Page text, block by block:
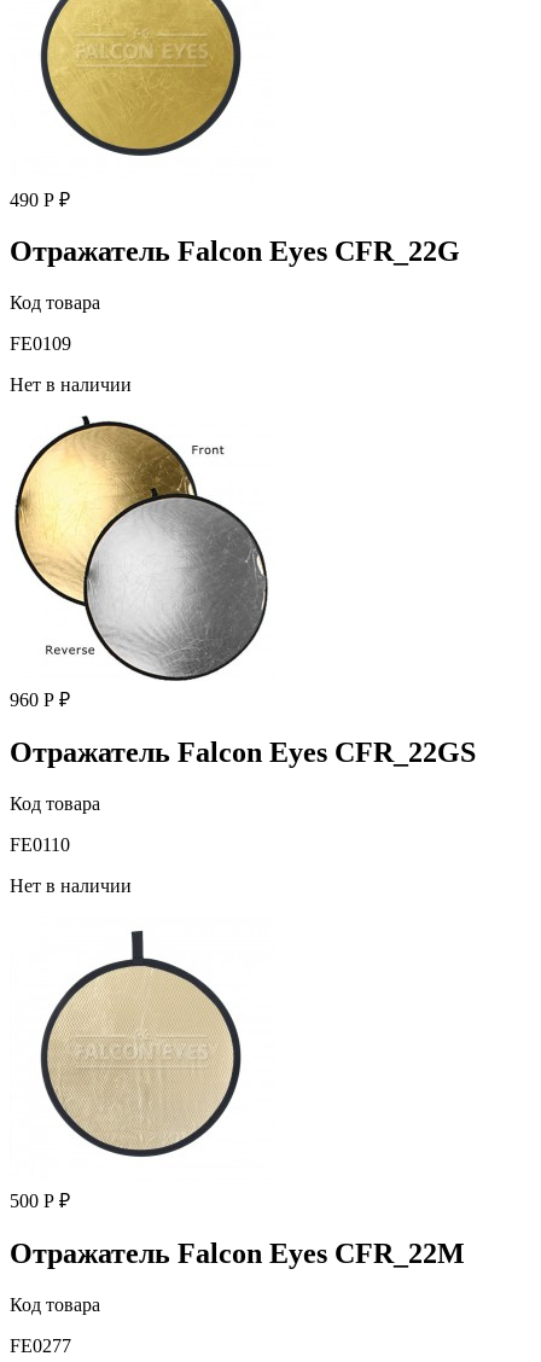
490 Р ₽
Отражатель Falcon Eyes CFR_22G
Код товара
FE0109
Нет в наличии
960 Р ₽
Отражатель Falcon Eyes CFR_22GS
Код товара
FE0110
Нет в наличии
500 Р ₽
Отражатель Falcon Eyes CFR_22M
Код товара
FE0277